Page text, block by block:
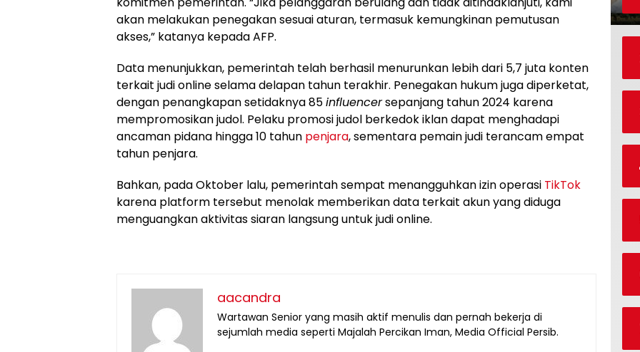
akan melakukan penegakan sesuai aturan, termasuk kemungkinan pemutusan
akses, katanya kepada AFP.
Data menunjukkan, pemerintah telah berhasil menurunkan lebih dari 5,7 juta konten
terkait judi online selama delapan tahun terakhir. Penegakan hukum juga diperketat,
dengan penangkapan setidaknya 85influencersepanjang tahun 2024 karena
mempromosikan judol. Pelaku promosi judol berkedok iklan dapat menghadapi
ancaman pidana hingga 10 tahun penjara, sementara pemain judi terancam empat
tahun penjara.
Bahkan, pada Oktober lalu, pemerintah sempat menangguhkan izin operasi TikTok
karena platform tersebut menolak memberikan data terkait akun yang diduga
menguangkan aktivitas siaran langsung untuk judi online.
aacandra
Wartawan Senior yang masih aktif menulis dan pernah bekerja di
sejumlah media seperti Majalah Percikan Iman, Media Official Persib.